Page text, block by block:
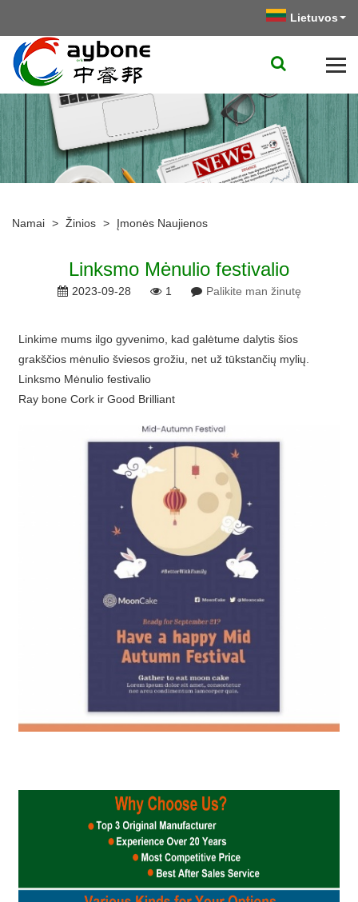
Lietuvos
Namai > Žinios > Įmonės Naujienos
Linksmo Mėnulio festivalio
2023-09-28 1 Palikite man žinutę
Linkime mums ilgo gyvenimo, kad galėtume dalytis šios
grakščios mėnulio šviesos grožiu, net už tūkstančių mylių.
Linksmo Mėnulio festivalio
Ray bone Cork ir Good Brilliant